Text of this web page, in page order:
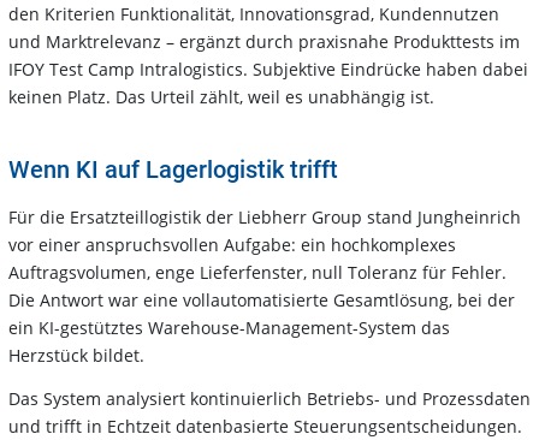
den Kriterien Funktionalität, Innovationsgrad, Kundennutzen
und Marktrelevanz – ergänzt durch praxisnahe Produkttests im
IFOY Test Camp Intralogistics. Subjektive Eindrücke haben dabei
keinen Platz. Das Urteil zählt, weil es unabhängig ist.
Wenn KI auf Lagerlogistik trifft
Für die Ersatzteillogistik der Liebherr Group stand Jungheinrich
vor einer anspruchsvollen Aufgabe: ein hochkomplexes
Auftragsvolumen, enge Lieferfenster, null Toleranz für Fehler.
Die Antwort war eine vollautomatisierte Gesamtlösung, bei der
ein KI-gestütztes Warehouse-Management-System das
Herzstück bildet.
Das System analysiert kontinuierlich Betriebs- und Prozessdaten
und trifft in Echtzeit datenbasierte Steuerungsentscheidungen.